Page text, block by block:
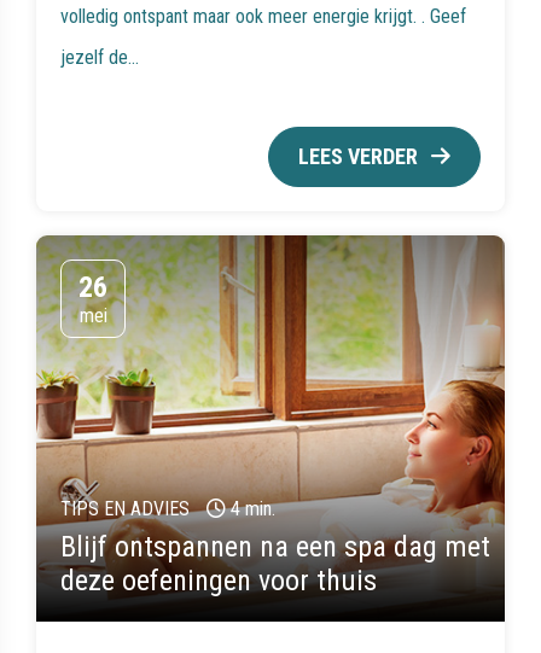
volledig ontspant maar ook meer energie krijgt. . Geef
jezelf de...
LEES VERDER
26
mei
TIPS EN ADVIES 4 min.
Blijf ontspannen na een spa dag met
deze oefeningen voor thuis